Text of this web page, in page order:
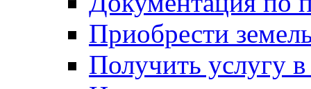
Приобрести
Получить услугу в